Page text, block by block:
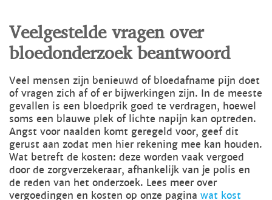
Veelgestelde vragen over
bloedonderzoek beantwoord
Veel mensen zijn benieuwd of bloedafname pijn doet
of vragen zich af of er bijwerkingen zijn. In de meeste
gevallen is een bloedprik goed te verdragen, hoewel
soms een blauwe plek of lichte napijn kan optreden.
Angst voor naalden komt geregeld voor, geef dit
gerust aan zodat men hier rekening mee kan houden.
Wat betreft de kosten: deze worden vaak vergoed
door de zorgverzekeraar, afhankelijk van je polis en
de reden van het onderzoek. Lees meer over
vergoedingen en kosten op onze pagina wat kost